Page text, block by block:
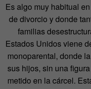
Es algo muy habitual
de divorcio y donde
familias
Estados Unidos viene
monoparental, donde
sus hijos, sin una
metido en la cárcel.